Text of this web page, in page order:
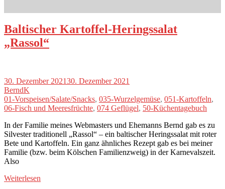
Baltischer Kartoffel-Heringssalat
„Rassol“
30. Dezember 202130. Dezember 2021
BerndK
01-Vorspeisen/Salate/Snacks, 035-Wurzelgemüse, 051-Kartoffeln,
06-Fisch und Meeresfrüchte, 074 Geflügel, 50-Küchentagebuch
In der Familie meines Webmasters und Ehemanns Bernd gab es zu
Silvester traditionell „Rassol“ – ein baltischer Heringssalat mit roter
Bete und Kartoffeln. Ein ganz ähnliches Rezept gab es bei meiner
Familie (bzw. beim Kölschen Familienzweig) in der Karnevalszeit.
Also
Weiterlesen